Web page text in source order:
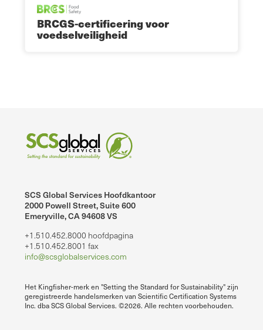
BRCGS-certificering voor
voedselveiligheid
SCS Global Services Hoofdkantoor
2000 Powell Street, Suite 600
Emeryville, CA 94608 VS
+1.510.452.8000 hoofdpagina
+1.510.452.8001 fax
info@scsglobalservices.com
Het Kingfisher-merk en "Setting the Standard for Sustainability" zijn
geregistreerde handelsmerken van Scientific Certification Systems
Inc. dba SCS Global Services. ©2026. Alle rechten voorbehouden.